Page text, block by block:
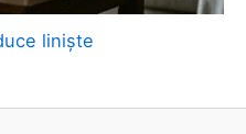
liniște